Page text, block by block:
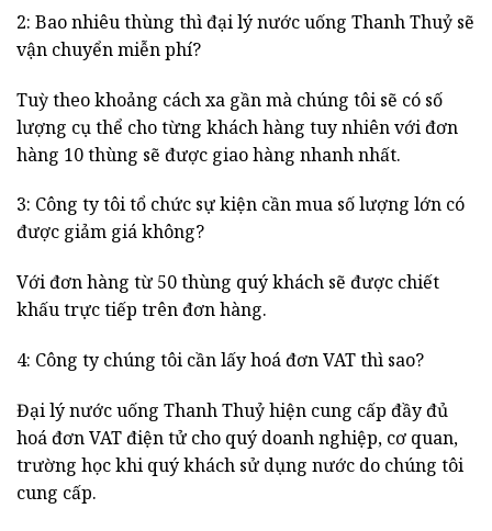
2: Bao nhiêu thùng thì đại lý nước uống Thanh Thuỷ sẽ
vận chuyển miễn phí?
Tuỳ theo khoảng cách xa gần mà chúng tôi sẽ có số
lượng cụ thể cho từng khách hàng tuy nhiên với đơn
hàng 10 thùng sẽ được giao hàng nhanh nhất.
3: Công ty tôi tổ chức sự kiện cần mua số lượng lớn có
được giảm giá không?
Với đơn hàng từ 50 thùng quý khách sẽ được chiết
khấu trực tiếp trên đơn hàng.
4: Công ty chúng tôi cần lấy hoá đơn VAT thì sao?
Đại lý nước uống Thanh Thuỷ hiện cung cấp đầy đủ
hoá đơn VAT điện tử cho quý doanh nghiệp, cơ quan,
trường học khi quý khách sử dụng nước do chúng tôi
cung cấp.